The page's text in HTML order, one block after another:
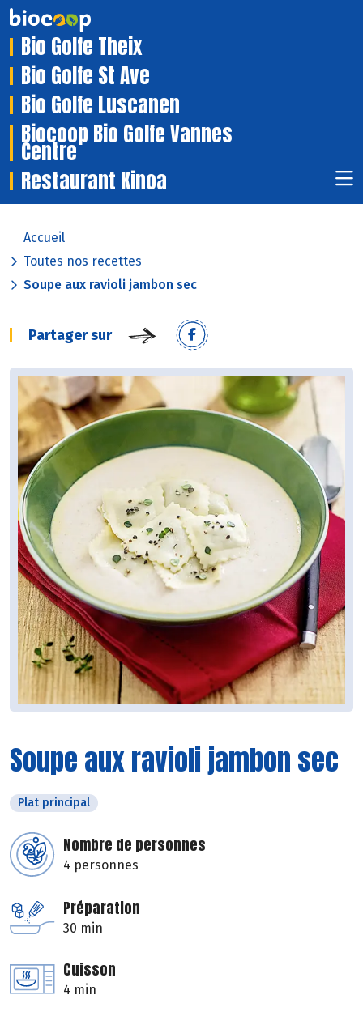
Bio Golfe Theix
Bio Golfe St Ave
Bio Golfe Luscanen
Biocoop Bio Golfe Vannes
Centre
Restaurant Kinoa
Accueil
Toutes nos recettes
Soupe aux ravioli jambon sec
Partager sur
Soupe aux ravioli jambon sec
Plat principal
Nombre de personnes
4 personnes
Préparation
30 min
Cuisson
4 min